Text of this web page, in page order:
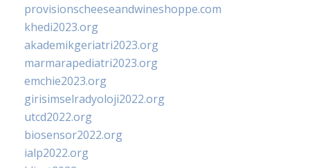
provisionscheeseandwineshoppe.com
khedi2023.org
akademikgeriatri2023.org
marmarapediatri2023.org
emchie2023.org
girisimselradyoloji2022.org
utcd2022.org
biosensor2022.org
ialp2022.org